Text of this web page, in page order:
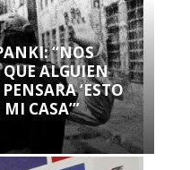
“NOS
ALGUIEN
‘ESTO
CASA’”